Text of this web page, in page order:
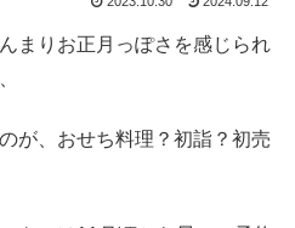
まりお正月っぽさを感じられ
が、おせち料理？初詣？初売